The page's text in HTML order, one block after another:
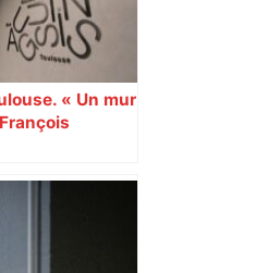
« Un mur